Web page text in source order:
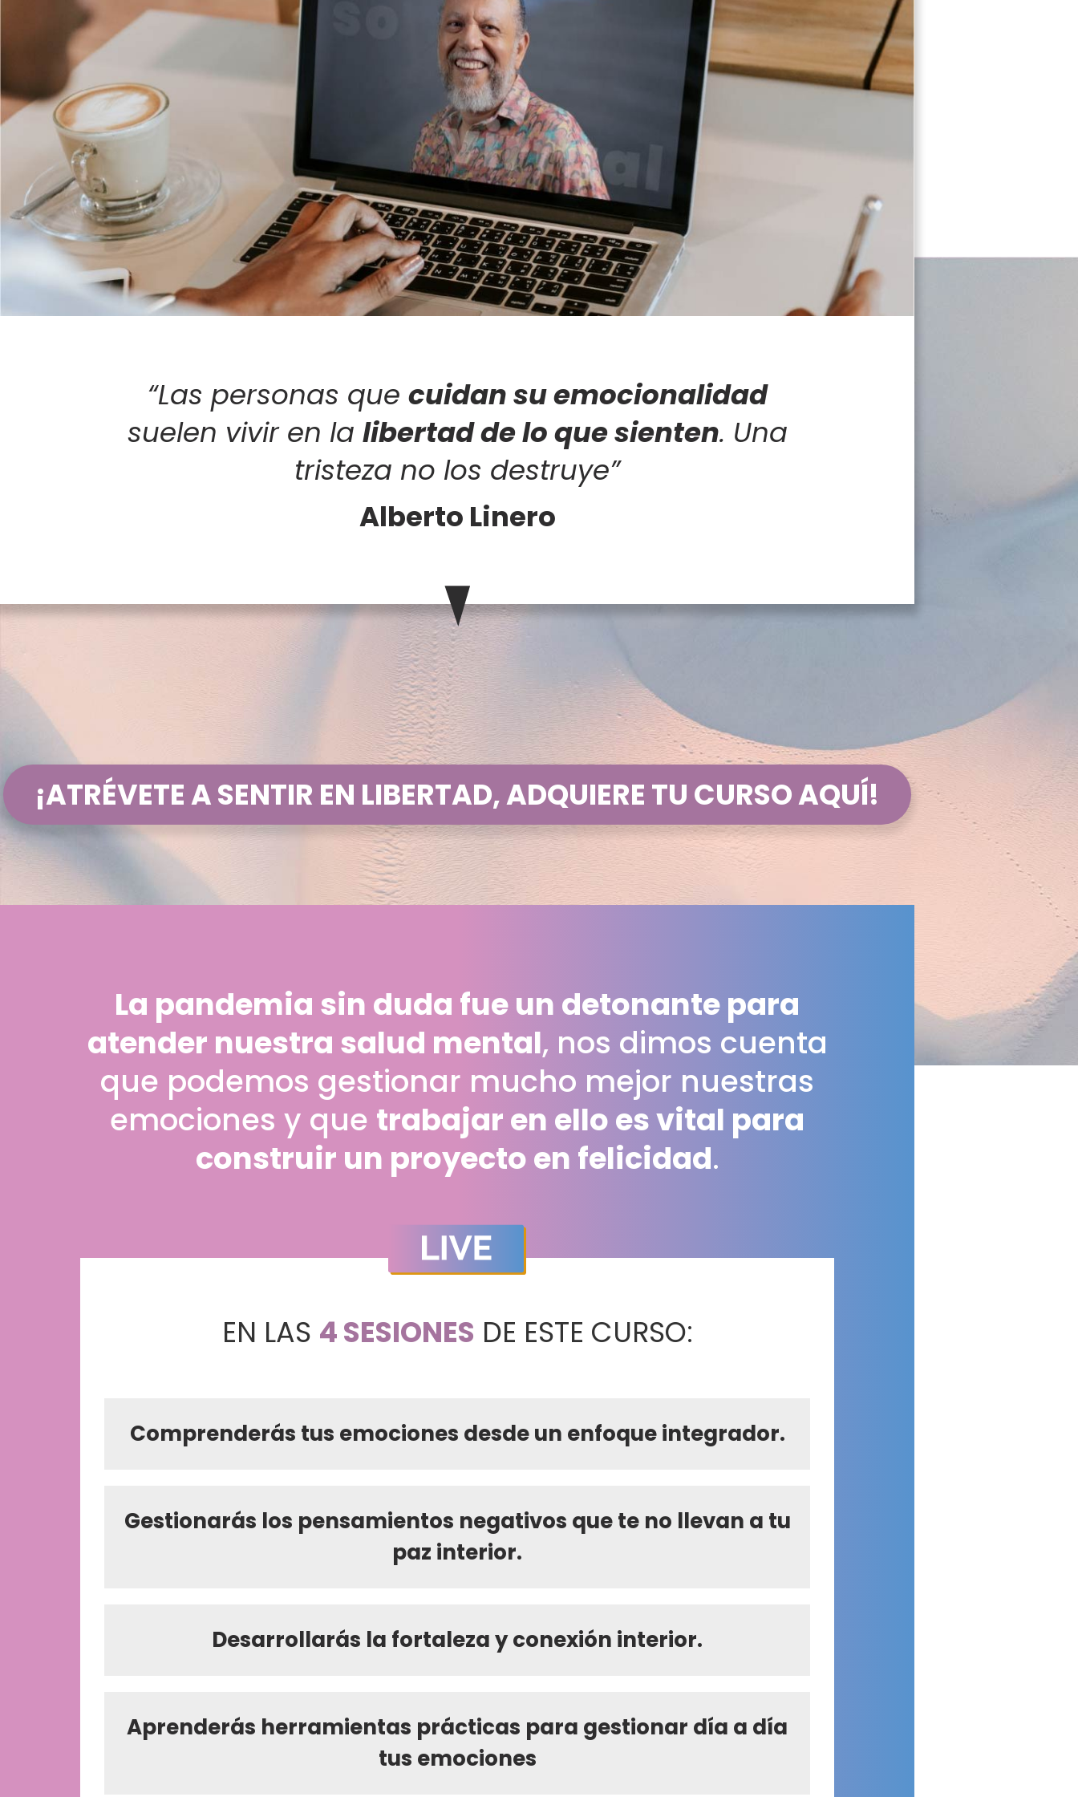
“Las personas que cuidan su emocionalidad
suelen vivir en la libertad de lo que sienten. Una
tristeza no los destruye”
Alberto Linero
¡ATRÉVETE A SENTIR EN LIBERTAD, ADQUIERE TU CURSO AQUÍ!
La pandemia sin duda fue un detonante para
atender nuestra salud mental, nos dimos cuenta
que podemos gestionar mucho mejor nuestras
emociones y que trabajar en ello es vital para
construir un proyecto en felicidad.
EN LAS 4 SESIONES DE ESTE CURSO:
Comprenderás tus emociones desde un enfoque integrador.
Gestionarás los pensamientos negativos que te no llevan a tu
paz interior.
Desarrollarás la fortaleza y conexión interior.
Aprenderás herramientas prácticas para gestionar día a día
tus emociones